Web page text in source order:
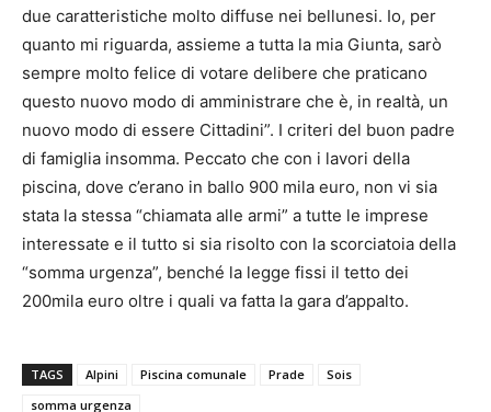
due caratteristiche molto diffuse nei bellunesi. Io, per
quanto mi riguarda, assieme a tutta la mia Giunta, sarò
sempre molto felice di votare delibere che praticano
questo nuovo modo di amministrare che è, in realtà, un
nuovo modo di essere Cittadini”. I criteri del buon padre
di famiglia insomma. Peccato che con i lavori della
piscina, dove c’erano in ballo 900 mila euro, non vi sia
stata la stessa “chiamata alle armi” a tutte le imprese
interessate e il tutto si sia risolto con la scorciatoia della
“somma urgenza”, benché la legge fissi il tetto dei
200mila euro oltre i quali va fatta la gara d’appalto.
TAGS Alpini Piscina comunale Prade
Sois
somma urgenza